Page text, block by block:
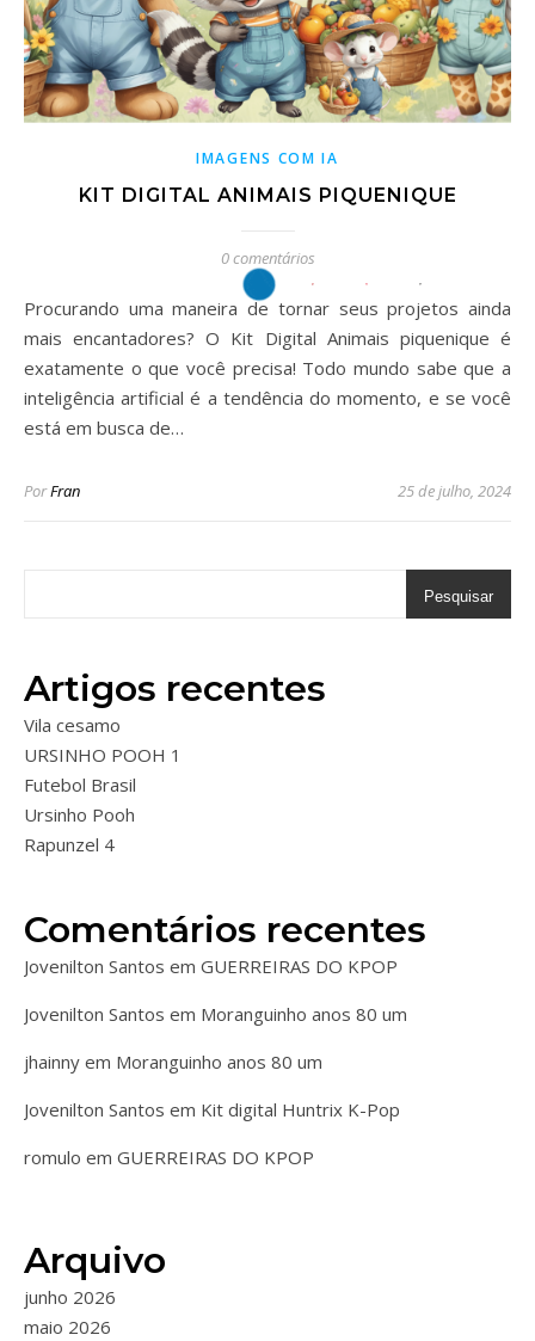
IMAGENS COM IA
KIT DIGITAL ANIMAIS PIQUENIQUE
0 comentários
Procurando uma maneira de tornar seus projetos ainda
mais encantadores? O Kit Digital Animais piquenique é
exatamente o que você precisa! Todo mundo sabe que a
inteligência artificial é a tendência do momento, e se você
está em busca de…
PorFran 25 de julho, 2024
Pesquisar
Artigos recentes
Vila cesamo
URSINHO POOH 1
Futebol Brasil
Ursinho Pooh
Rapunzel 4
Comentários recentes
Jovenilton Santos em GUERREIRAS DO KPOP
Jovenilton Santos em Moranguinho anos 80 um
jhainny em Moranguinho anos 80 um
Jovenilton Santos em Kit digital Huntrix K-Pop
romulo em GUERREIRAS DO KPOP
Arquivo
junho 2026
maio 2026